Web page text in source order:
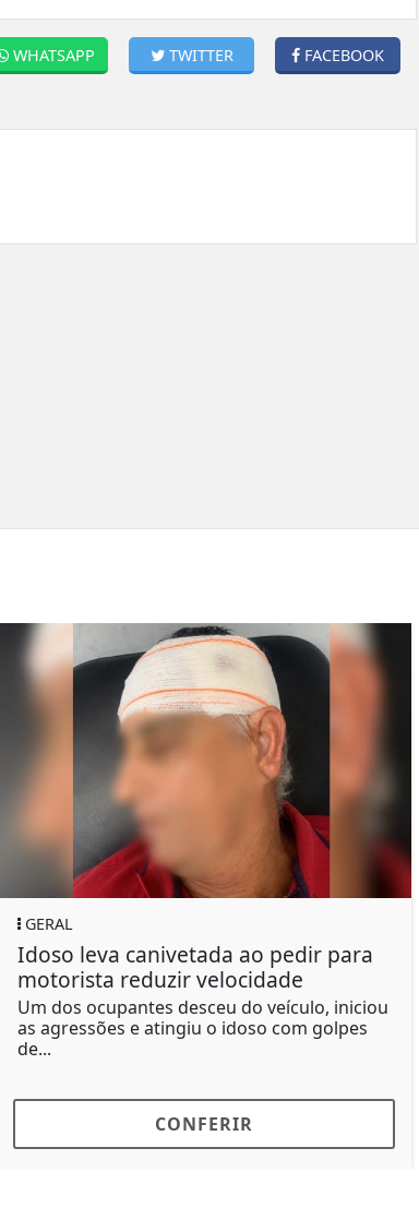
FACEBOOK
TWITTER
WHATSAPP
Idoso leva canivetada ao pedir para
motorista reduzir velocidade
dos ocupantes desceu do veículo, iniciou
agressões e atingiu o idoso com golpes
CONFERIR